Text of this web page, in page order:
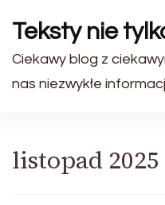
Teksty nie
Ciekawy blog z
nas niezwykłe
listopad 2025